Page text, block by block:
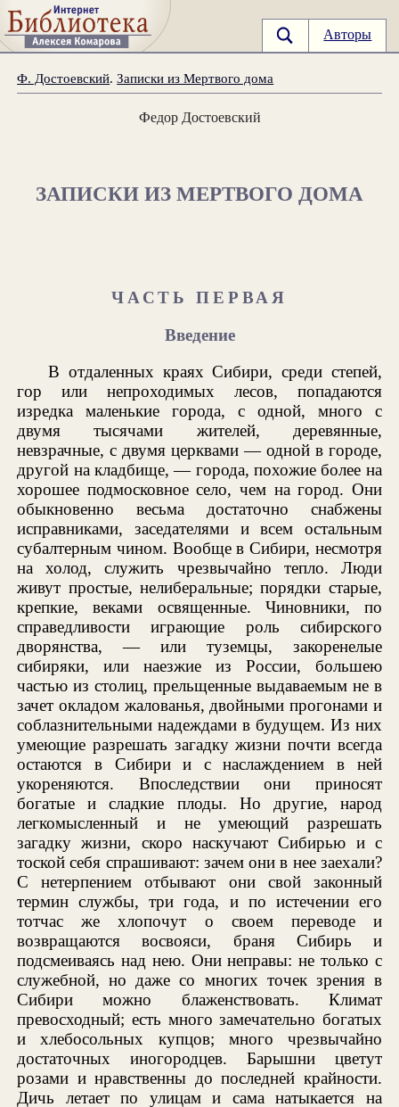
Авторы
Ф. Достоевский.Записки из Мертвого дома
Федор Достоевский
ЗАПИСКИ ИЗ МЕРТВОГО ДОМА
ЧАСТЬ ПЕРВАЯ
Введение
В отдаленных краях Сибири, среди степей,
гор или непроходимых лесов, попадаются
изредка маленькие города, с одной, много с
двумя тысячами жителей, деревянные,
невзрачные, с двумя церквами — одной в городе,
другой на кладбище, — города, похожие более на
хорошее подмосковное село, чем на город. Они
обыкновенно весьма достаточно снабжены
исправниками, заседателями и всем остальным
субалтерным чином. Вообще в Сибири, несмотря
на холод, служить чрезвычайно тепло. Люди
живут простые, нелиберальные; порядки старые,
крепкие, веками освященные. Чиновники, по
справедливости играющие роль сибирского
дворянства, — или туземцы, закоренелые
сибиряки, или наезжие из России, большею
частью из столиц, прельщенные выдаваемым не в
зачет окладом жалованья, двойными прогонами и
соблазнительными надеждами в будущем. Из них
умеющие разрешать загадку жизни почти всегда
остаются в Сибири и с наслаждением в ней
укореняются. Впоследствии они приносят
богатые и сладкие плоды. Но другие, народ
легкомысленный и не умеющий разрешать
загадку жизни, скоро наскучают Сибирью и с
тоской себя спрашивают: зачем они в нее заехали?
С нетерпением отбывают они свой законный
термин службы, три года, и по истечении его
тотчас же хлопочут о своем переводе и
возвращаются восвояси, браня Сибирь и
подсмеиваясь над нею. Они неправы: не только с
служебной, но даже со многих точек зрения в
Сибири можно блаженствовать. Климат
превосходный; есть много замечательно богатых
и хлебосольных купцов; много чрезвычайно
достаточных иногородцев. Барышни цветут
розами и нравственны до последней крайности.
Дичь летает по улицам и сама натыкается на